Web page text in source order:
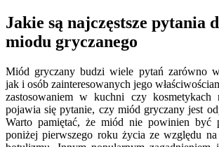
Jakie są najczęstsze pytania
miodu gryczanego
Miód gryczany budzi wiele pytań zarówno
jak i osób zainteresowanych jego
zastosowaniem w kuchni czy kosmetykach
pojawia się pytanie, czy miód gryczany jest
Warto pamiętać, że miód nie powinien być
poniżej pierwszego roku życia ze względu